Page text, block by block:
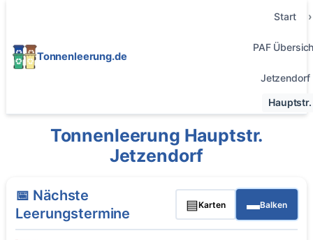
Tonnenleerung.de
Start
PAF
Jetzendorf
Hauptstr.
Tonnenleerung Hauptstr.
Jetzendorf
📅 Nächste
Leerungstermine
▤Karten ▬Balken